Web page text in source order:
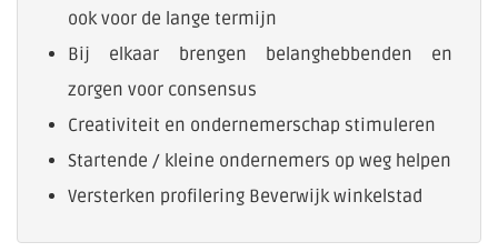
ook voor de lange termijn
Bij elkaar brengen belanghebbenden en
zorgen voor consensus
Creativiteit en ondernemerschap stimuleren
Startende / kleine ondernemers op weg helpen
Versterken profilering Beverwijk winkelstad